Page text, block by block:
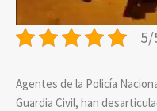
5/
Agentes de la Policía
Guardia Civil, han